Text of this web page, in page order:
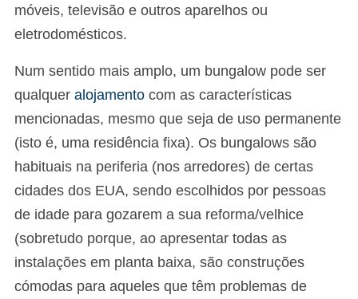
móveis, televisão e outros aparelhos ou
eletrodomésticos.
Num sentido mais amplo, um bungalow pode ser
qualquer alojamento com as características
mencionadas, mesmo que seja de uso permanente
(isto é, uma residência fixa). Os bungalows são
habituais na periferia (nos arredores) de certas
cidades dos EUA, sendo escolhidos por pessoas
de idade para gozarem a sua reforma/velhice
(sobretudo porque, ao apresentar todas as
instalações em planta baixa, são construções
cómodas para aqueles que têm problemas de